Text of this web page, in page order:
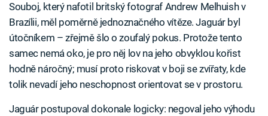
Souboj, který nafotil britský fotograf Andrew Melhuish v
Brazílii, měl poměrně jednoznačného vítěze. Jaguár byl
útočníkem – zřejmě šlo o zoufalý pokus. Protože tento
samec nemá oko, je pro něj lov na jeho obvyklou kořist
hodně náročný; musí proto riskovat v boji se zvířaty, kde
tolik nevadí jeho neschopnost orientovat se v prostoru.
Jaguár postupoval dokonale logicky: negoval jeho výhodu